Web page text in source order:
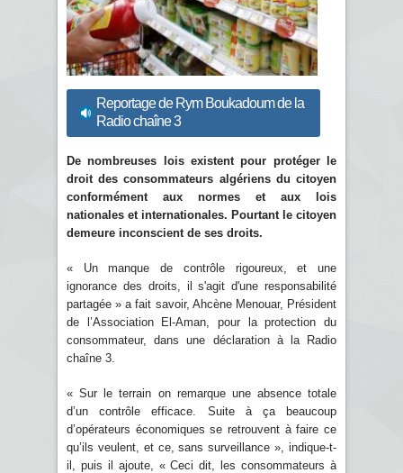
Reportage de Rym Boukadoum de la
Radio chaîne 3
De nombreuses lois existent pour protéger le
droit des consommateurs algériens du citoyen
conformément aux normes et aux lois
nationales et internationales. Pourtant le citoyen
demeure inconscient de ses droits.
« Un manque de contrôle rigoureux, et une
ignorance des droits, il s'agit d'une responsabilité
partagée » a fait savoir, Ahcène Menouar, Président
de l’Association El-Aman, pour la protection du
consommateur, dans une déclaration à la Radio
chaîne 3.
« Sur le terrain on remarque une absence totale
d’un contrôle efficace. Suite à ça beaucoup
d’opérateurs économiques se retrouvent à faire ce
qu’ils veulent, et ce, sans surveillance », indique-t-
il, puis il ajoute, « Ceci dit, les consommateurs à